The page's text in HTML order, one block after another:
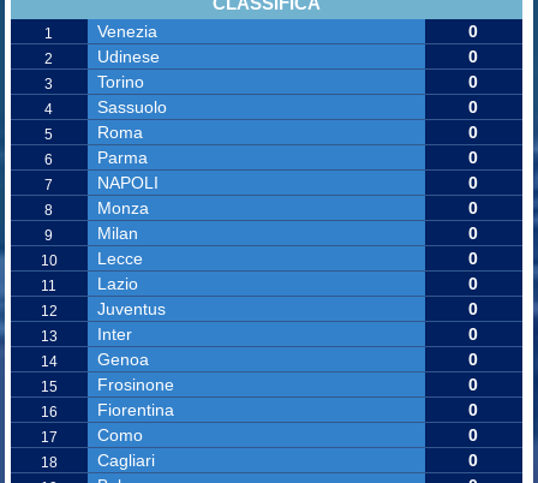
1 Venezia 0
2 Udinese 0
3 Torino 0
4 Sassuolo 0
5 Roma 0
6 Parma 0
7 NAPOLI 0
8 Monza 0
9 Milan 0
10 Lecce 0
11 Lazio 0
12 Juventus 0
13 Inter 0
14 Genoa 0
15 Frosinone 0
16 Fiorentina 0
17 Como 0
18 Cagliari 0